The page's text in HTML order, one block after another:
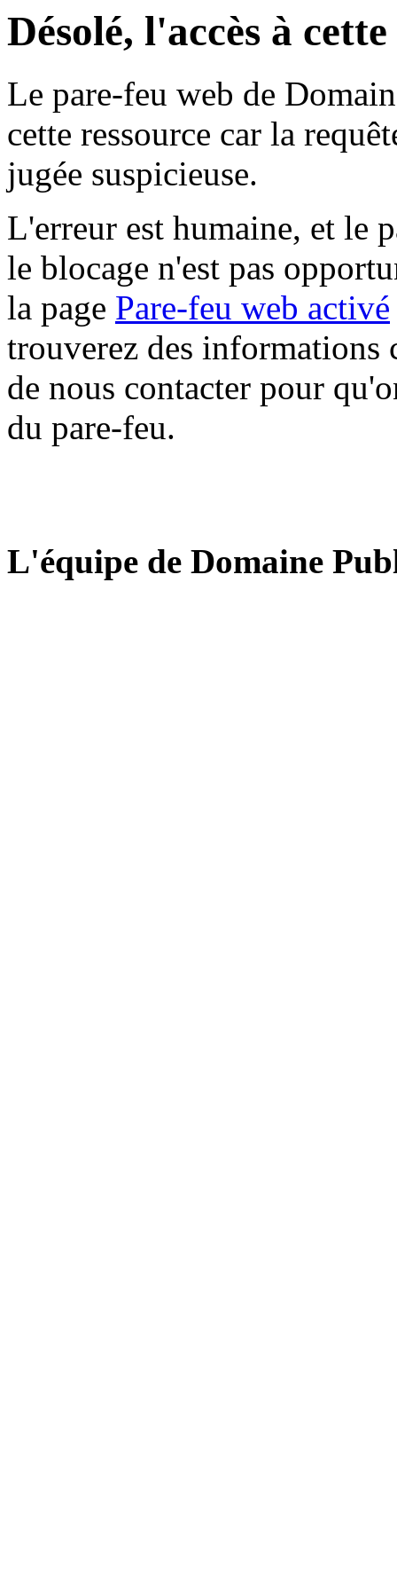
Désolé, l'accès à
Le pare-feu web de
cette ressource car la
jugée suspicieuse.
L'erreur est humaine, et le
le blocage n'est pas
la page Pare-feu web activé
trouverez des informations
de nous contacter pour
du pare-feu.
L'équipe de Domaine